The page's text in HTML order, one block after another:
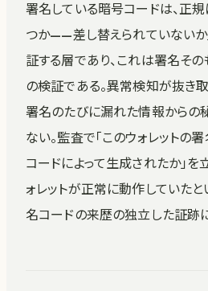
署名している暗号コードは、正
つか——差し替えられていない
証する層であり、これは署名そ
の検証である。異常検知が抜き
署名のたびに漏れた情報からの
ない。監査で「このウォレットの
コードによって生成されたか」を
ォレットが正常に動作していた
名コードの来歴の独立した証跡